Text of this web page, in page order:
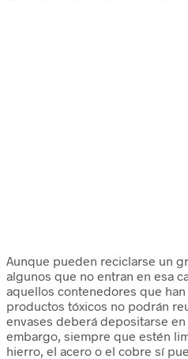
Aunque pueden reciclarse un
algunos que no entran en esa
aquellos contenedores que
productos tóxicos no podrán
envases deberá depositarse
embargo, siempre que estén
hierro, el acero o el cobre sí